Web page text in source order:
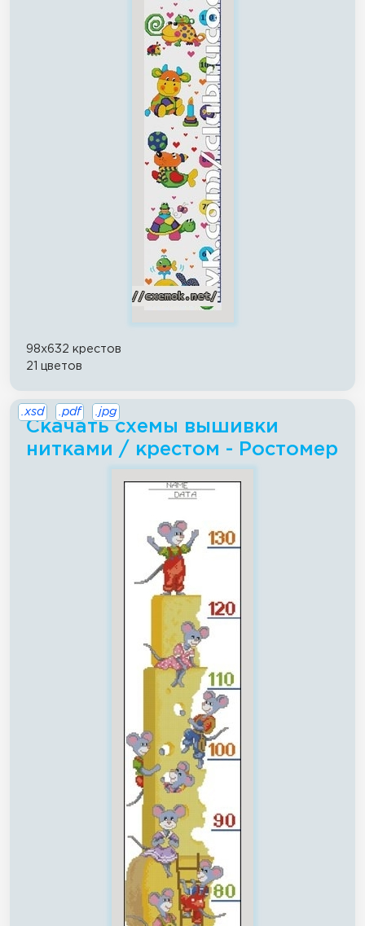
98x632 крестов
21 цветов
Скачать схемы вышивки
нитками / крестом - Ростомер
.xsd .pdf .jpg